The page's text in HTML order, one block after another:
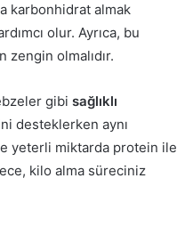
karbonhidrat almak
olur. Ayrıca, bu
zengin olmalıdır.
gibi sağlıklı
desteklerken aynı
yeterli miktarda protein ile
kilo alma süreciniz